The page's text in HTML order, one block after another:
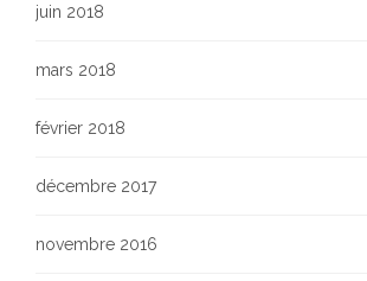
juin 2018
mars 2018
février 2018
décembre 2017
novembre 2016